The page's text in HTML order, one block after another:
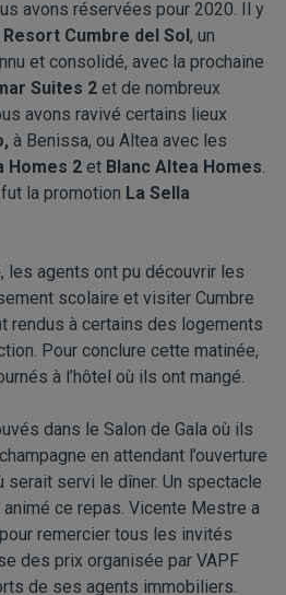
avons réservées pour 2020. Il y
Cumbre del Sol , un
et consolidé, avec la prochaine
Suites 2 et de nombreux
avons ravivé certains lieux
, à Benissa, ou Altea avec les
Homes 2 et Blanc Altea Homes.
la promotion La Sella
les agents ont pu découvrir les
scolaire et visiter Cumbre
rendus à certains des logements
Pour conclure cette matinée,
à l’hôtel où ils ont mangé.
dans le Salon de Gala où ils
en attendant l’ouverture
servi le dîner. Un spectacle
ce repas. Vicente Mestre a
remercier tous les invités
des prix organisée par VAPF
de ses agents immobiliers.